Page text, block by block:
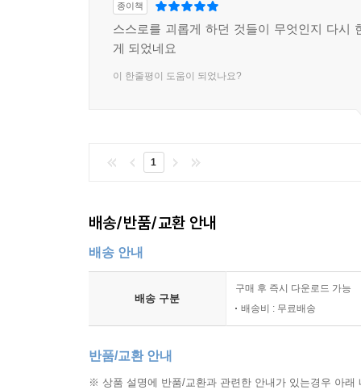
종이책
스스로를 괴롭게 하던 것들이 무엇인지 다시
게 되었네요
이 한줄평이 도움이 되었나요?
1
배송/반품/교환 안내
배송 안내
배송 구분
구매 후 즉시 다운로드 가능
배송비 : 무료배송
반품/교환 안내
※ 상품 설명에 반품/교환과 관련한 안내가 있는경우 아